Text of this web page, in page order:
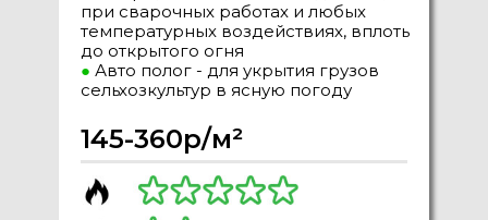
145-360р/м²
при сварочных работах и любых
температурных воздействиях, вплоть
до открытого огня
● Авто полог - для укрытия грузов
сельхозкультур в ясную погоду